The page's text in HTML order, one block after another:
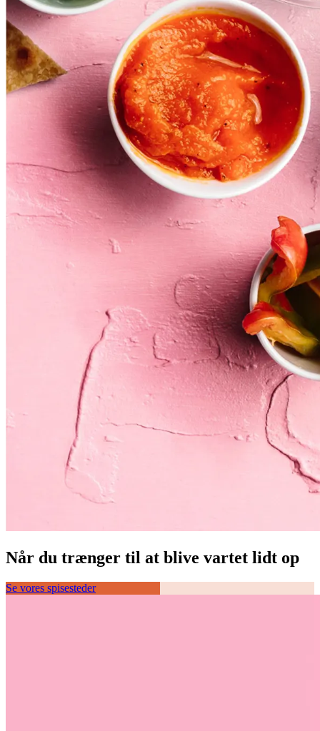
Når du trænger til at blive vartet lidt op
Se vores spisesteder